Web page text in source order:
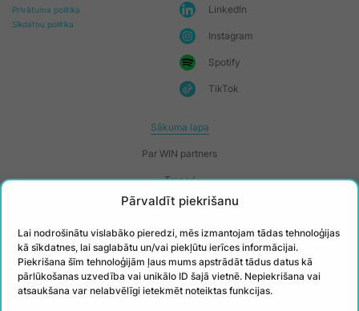
Pārvaldīt piekrišanu
Lai nodrošinātu vislabāko pieredzi, mēs izmantojam tādas tehnoloģijas
kā sīkdatnes, lai saglabātu un/vai piekļūtu ierīces informācijai.
Piekrišana šīm tehnoloģijām ļaus mums apstrādāt tādus datus kā
pārlūkošanas uzvedība vai unikālo ID šajā vietnē. Nepiekrišana vai
atsaukšana var nelabvēlīgi ietekmēt noteiktas funkcijas.
Privātuma politika
Sīkdatņu politika
LinkedIn
Instagram
Spotify
TikTok
Sākuma lapa
Par WIN partners
Treneri
Kontakti
Biežāk uzdotie jautājumi
Īstenotie projekti